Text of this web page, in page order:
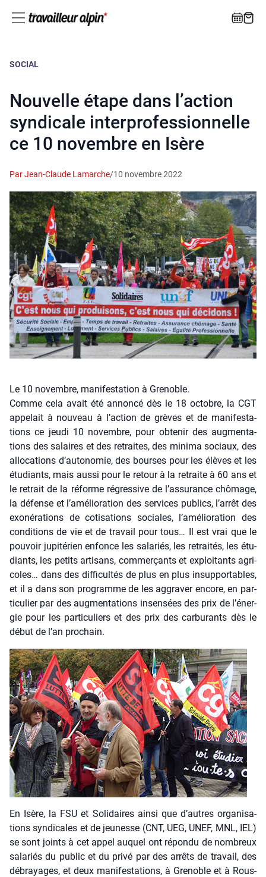
SOCIAL
Nouvelle étape dans l’action
syndicale interprofessionnelle
ce 10 novembre en Isère
Par Jean-Claude Lamarche/10 novembre 2022
Le 10 novembre, manifestation à Grenoble.
Comme cela avait été annon­cé dès le 18 octobre, la CGT
appe­lait à nou­veau à l’ac­tion de grèves et de mani­fes­ta­
tions ce jeu­di 10 novembre, pour obte­nir des aug­men­ta­
tions des salaires et des retraites, des mini­ma sociaux, des
allo­ca­tions d’au­to­no­mie, des bourses pour les élèves et les
étu­diants, mais aus­si pour le retour à la retraite à 60 ans et
le retrait de la réforme régres­sive de l’as­su­rance chô­mage,
la défense et l’a­mé­lio­ra­tion des ser­vices publics, l’ar­rêt des
exo­né­ra­tions de coti­sa­tions sociales, l’a­mé­lio­ra­tion des
condi­tions de vie et de tra­vail pour tous… Il est vrai que le
pou­voir jupi­té­rien enfonce les sala­riés, les retrai­tés, les étu­
diants, les petits arti­sans, com­mer­çants et exploi­tants agri­
coles… dans des dif­fi­cul­tés de plus en plus insup­por­tables,
et il a dans son pro­gramme de les aggra­ver encore, en par­
ti­cu­lier par des aug­men­ta­tions insen­sées des prix de l’éner­
gie pour les par­ti­cu­liers et des prix des car­bu­rants dès le
début de l’an pro­chain.
En Isère, la FSU et Soli­daires ain­si que d’autres orga­ni­sa­
tions syn­di­cales et de jeu­nesse (CNT, UEG, UNEF, MNL, IEL)
se sont joints à cet appel auquel ont répon­du de nom­breux
sala­riés du public et du pri­vé par des arrêts de tra­vail, des
débrayages, et deux mani­fes­ta­tions, à Gre­noble et à Rous­